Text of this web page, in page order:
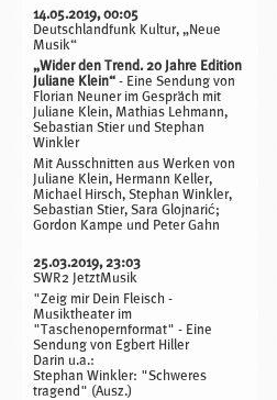
14.05.2019, 00:05
Deutschlandfunk Kultur, „Neue
Musik“
„Wider den Trend. 20 Jahre Edition
Juliane Klein“ - Eine Sendung von
Florian Neuner im Gespräch mit
Juliane Klein, Mathias Lehmann,
Sebastian Stier und Stephan
Winkler
Mit Ausschnitten aus Werken von
Juliane Klein, Hermann Keller,
Michael Hirsch, Stephan Winkler,
Sebastian Stier, Sara Glojnarić;
Gordon Kampe und Peter Gahn
25.03.2019, 23:03
SWR2 JetztMusik
"Zeig mir Dein Fleisch -
Musiktheater im
"Taschenopernformat" - Eine
Sendung von Egbert Hiller
Darin u.a.:
Stephan Winkler: "Schweres
tragend" (Ausz.)